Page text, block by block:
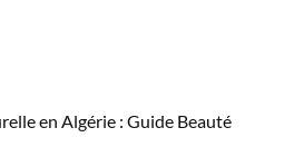
en Algérie : Guide Beauté